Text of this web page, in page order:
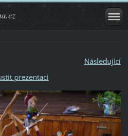
Následující
prezentaci